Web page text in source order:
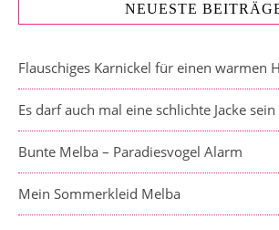
NEUESTE
Flauschiges Karnickel für einen warmen
Es darf auch mal eine schlichte Jacke sein
Bunte Melba – Paradiesvogel Alarm
Mein Sommerkleid Melba